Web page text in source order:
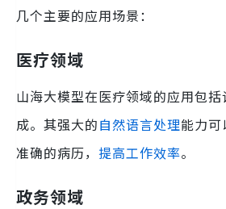
几个主要的应用场景：
医疗领域
山海大模型在医疗领域的应用包
成。其强大的自然语言处理能力
准确的病历， 提高工作效率。
政务领域